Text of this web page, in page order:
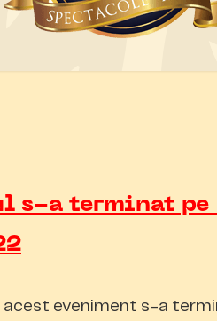
s-a terminat pe
acest eveniment s-a